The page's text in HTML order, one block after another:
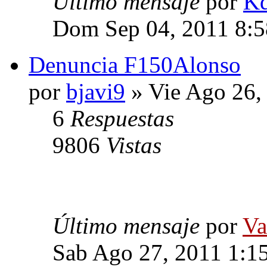
Dom Sep 04, 2011
Denuncia F150Alonso
por bjavi9 » Vie Ago
6 Respuestas
9806 Vistas
Último mensaje por
Sab Ago 27, 2011